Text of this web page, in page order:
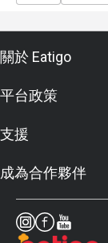
關於 Eatigo
平台政策
支援
成為合作夥伴